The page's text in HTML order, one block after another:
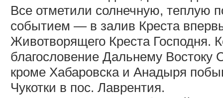
Все отметили солнечную, теплую
событием — в залив Креста
Животворящего Креста Господня.
благословение Дальнему
кроме Хабаровска и Анадыря
Чукотки в пос. Лаврентия.